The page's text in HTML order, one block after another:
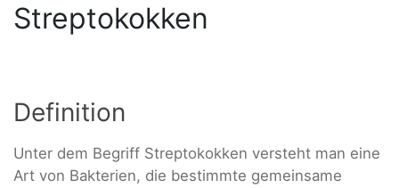
Streptokokken
Definition
Unter dem Begriff Streptokokken versteht man eine
Art von Bakterien, die bestimmte gemeinsame